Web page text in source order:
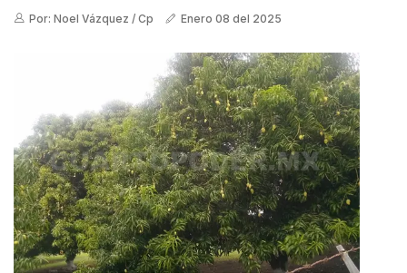
Por: Noel Vázquez / Cp Enero 08 del 2025